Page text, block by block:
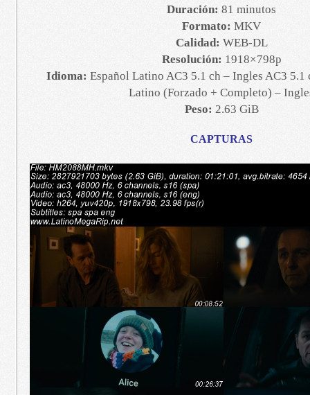
Duración: 81 minutos
Formato: MKV
Calidad: WEB-DL
Resolución: 1918×798p
Idioma: Español Latino AC3 5.1 ch – Ingles AC3 5.1
Latino (Forzado + Completo) –
Peso: 2.63 GiB
CAPTURAS